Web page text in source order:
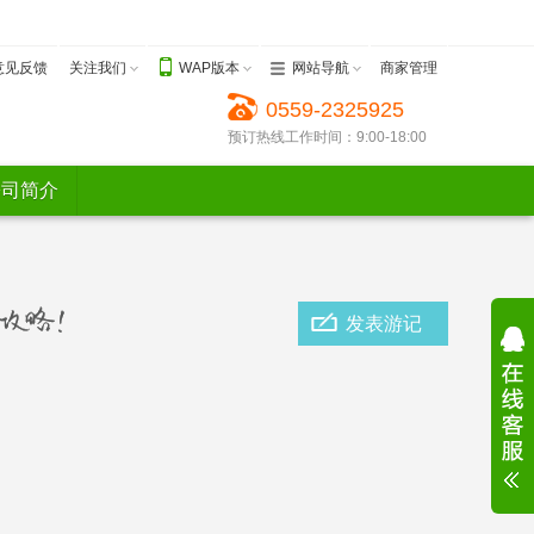
见反馈 关注我们 WAP版本 网站导航
商家管理
0559-2325925
预订热线工作时间：9:00-18:00
简介
发表游记